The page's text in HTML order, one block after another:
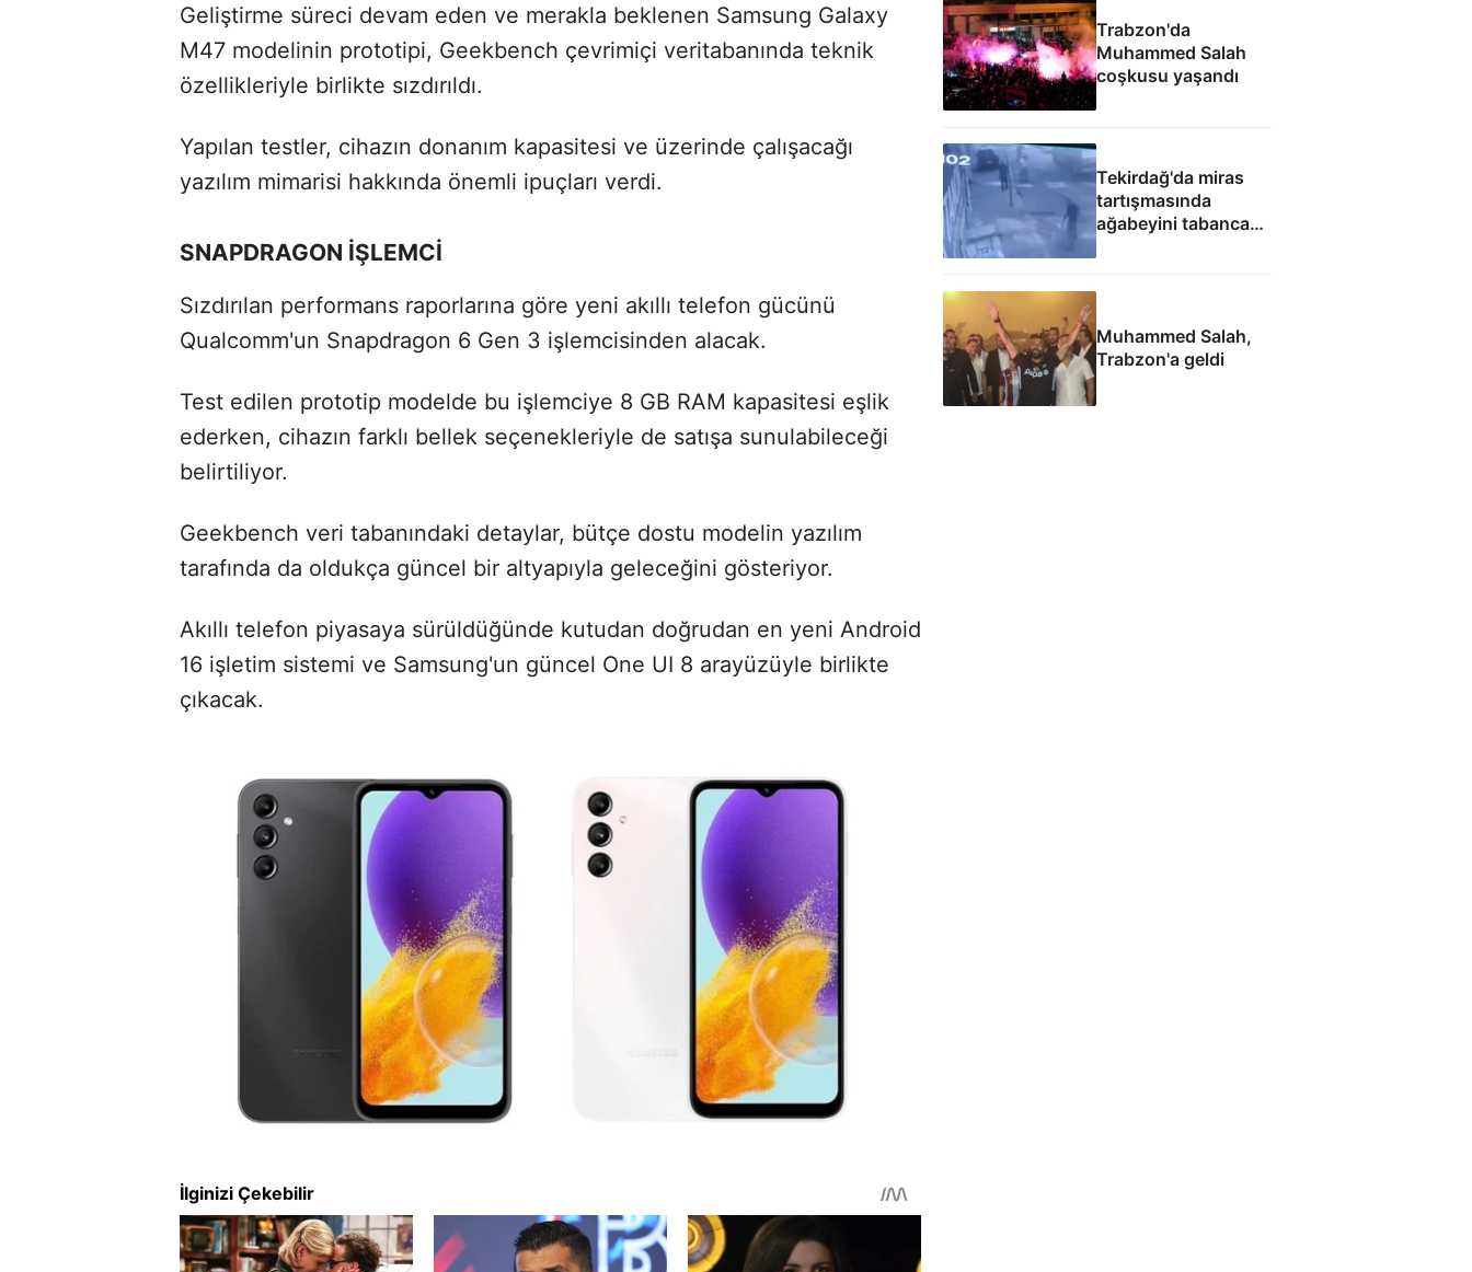
Geliştirme süreci devam eden ve merakla beklenen Samsung Galaxy
M47 modelinin prototipi, Geekbench çevrimiçi veritabanında teknik
özellikleriyle birlikte sızdırıldı.
Yapılan testler, cihazın donanım kapasitesi ve üzerinde çalışacağı
yazılım mimarisi hakkında önemli ipuçları verdi.
SNAPDRAGON İŞLEMCİ
Sızdırılan performans raporlarına göre yeni akıllı telefon gücünü
Qualcomm'un Snapdragon 6 Gen 3 işlemcisinden alacak.
Test edilen prototip modelde bu işlemciye 8 GB RAM kapasitesi eşlik
ederken, cihazın farklı bellek seçenekleriyle de satışa sunulabileceği
belirtiliyor.
Geekbench veri tabanındaki detaylar, bütçe dostu modelin yazılım
tarafında da oldukça güncel bir altyapıyla geleceğini gösteriyor.
Akıllı telefon piyasaya sürüldüğünde kutudan doğrudan en yeni Android
16 işletim sistemi ve Samsung'un güncel One UI 8 arayüzüyle birlikte
çıkacak.
Trabzon'da
Muhammed Salah
coşkusu yaşandı
Tekirdağ'da miras
tartışmasında
ağabeyini tabanca
Muhammed Salah,
Trabzon'a geldi